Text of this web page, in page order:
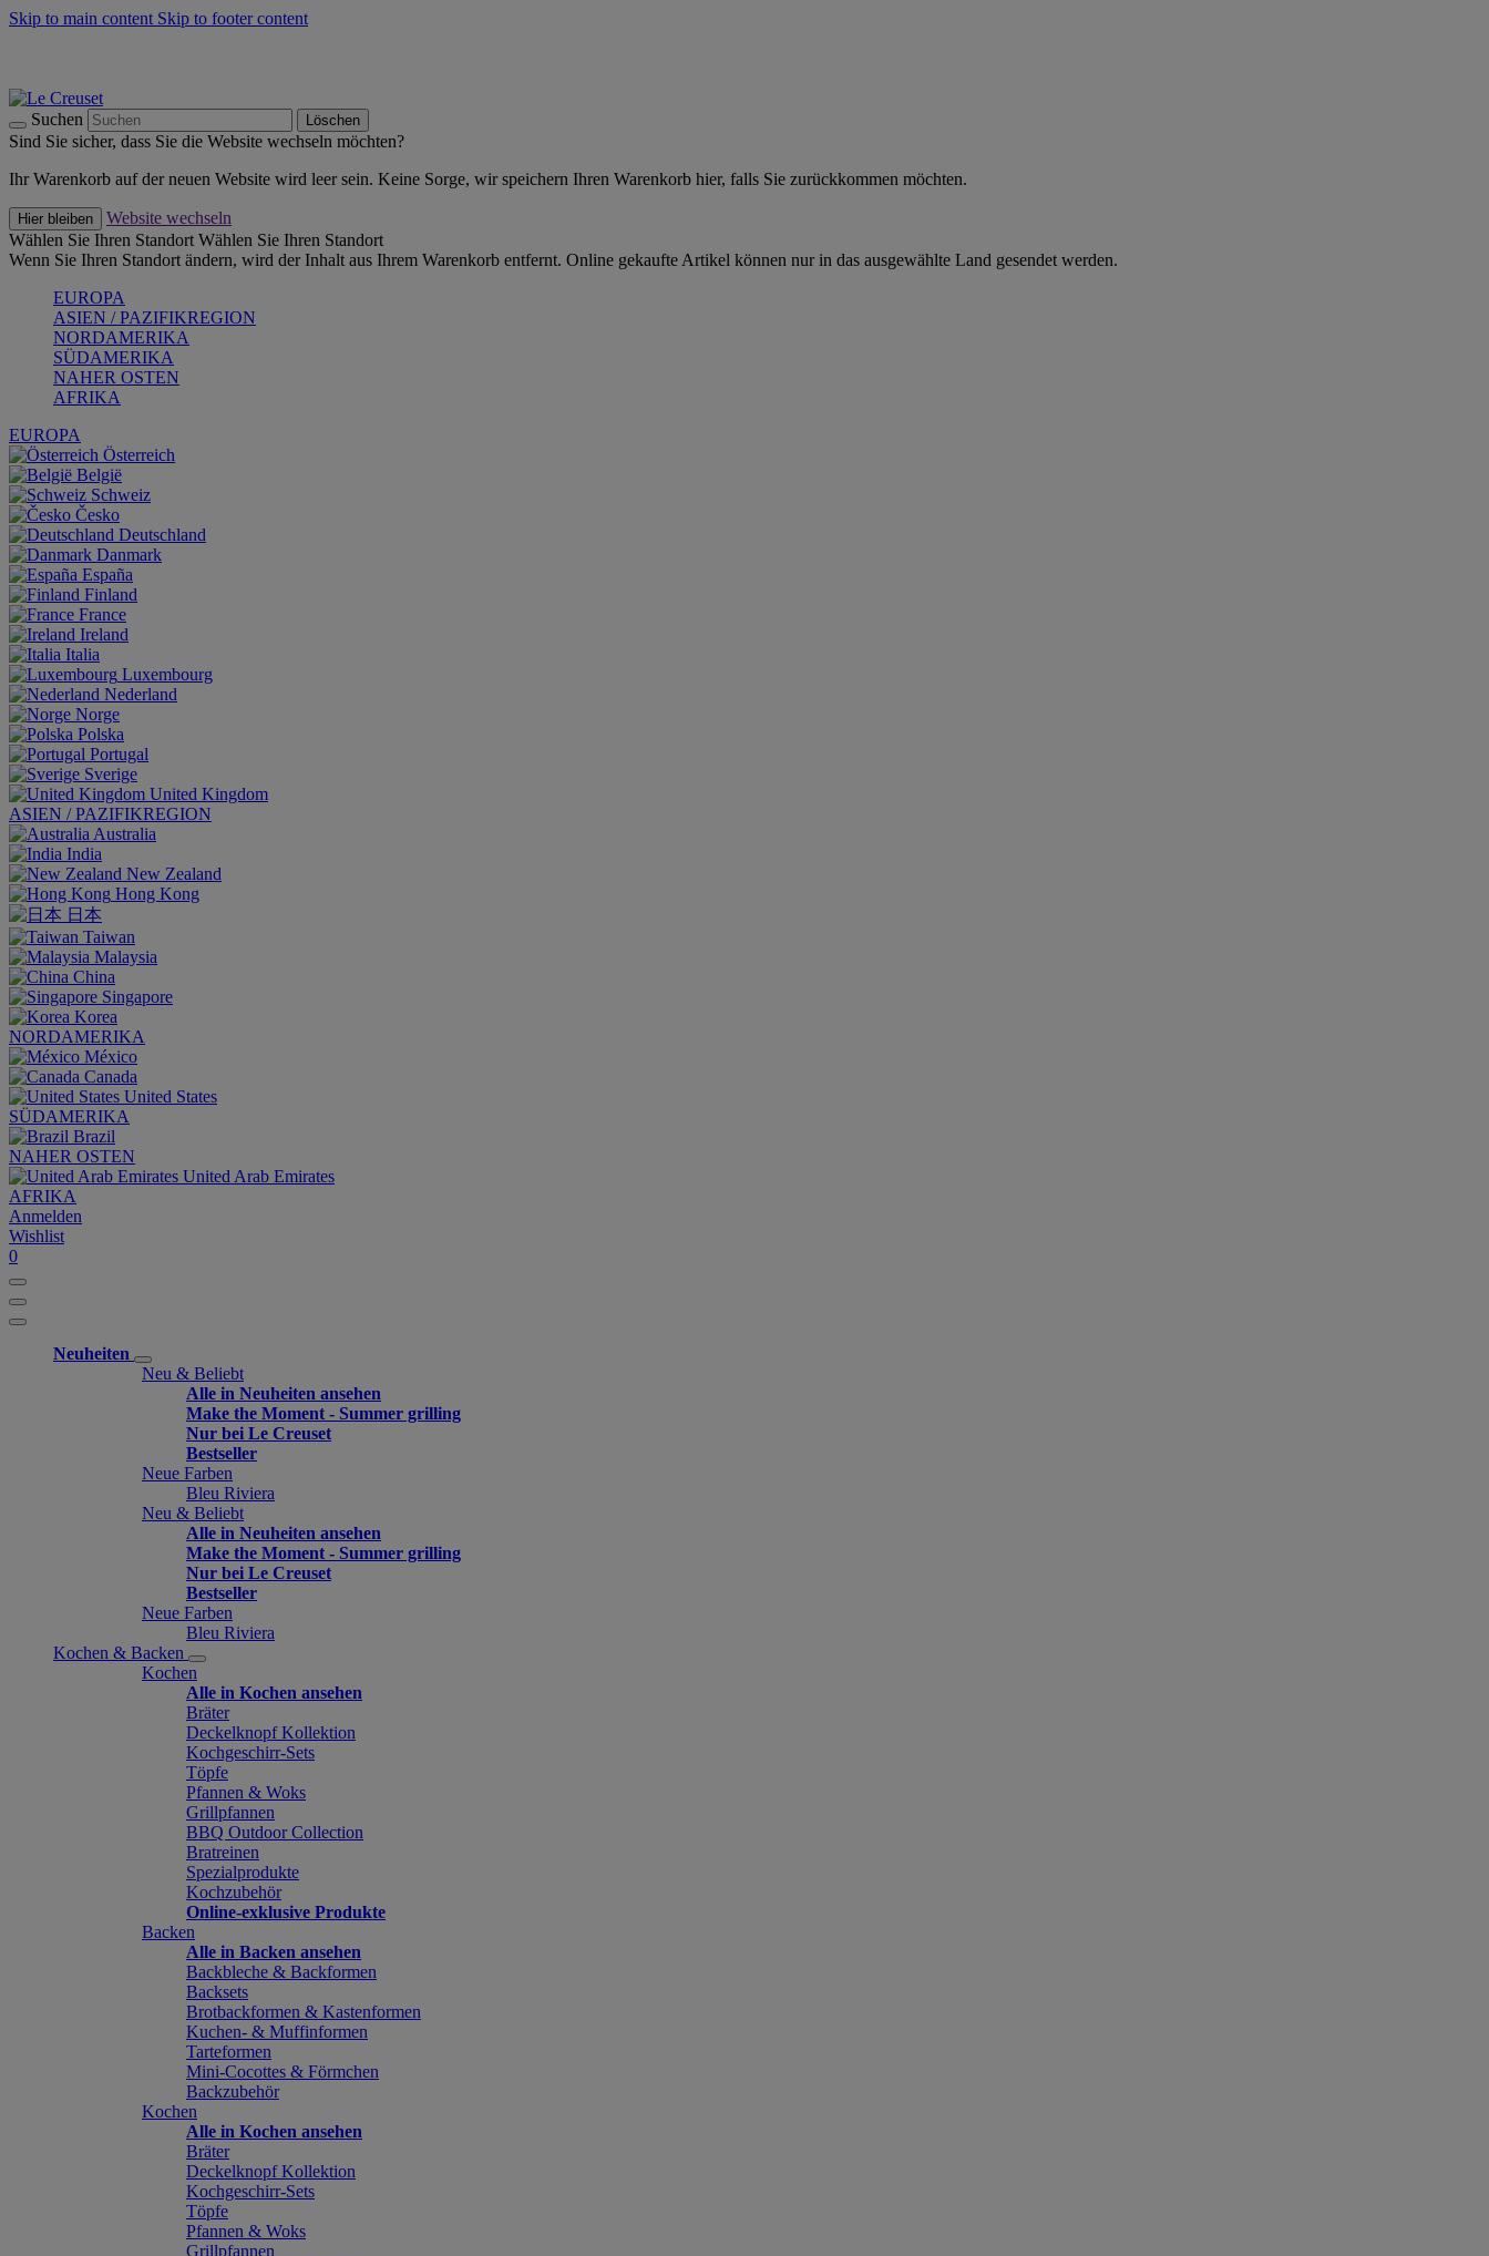
Skip to main content Skip to footer content
Suchen Löschen
Sind Sie sicher, dass Sie die Website wechseln möchten?
Ihr Warenkorb auf der neuen Website wird leer sein. Keine Sorge, wir speichern Ihren Warenkorb hier, falls Sie zurückkommen möchten.
Hier bleiben
Website wechseln
Wählen Sie Ihren Standort Wählen Sie Ihren Standort
Wenn Sie Ihren Standort ändern, wird der Inhalt aus Ihrem Warenkorb entfernt. Online gekaufte Artikel können nur in das ausgewählte Land gesendet werden.
EUROPA
ASIEN / PAZIFIKREGION
NORDAMERIKA
SÜDAMERIKA
NAHER OSTEN
AFRIKA
EUROPA
Österreich
België
Schweiz
Česko
Deutschland
Danmark
España
Finland
France
Ireland
Italia
Luxembourg
Nederland
Norge
Polska
Portugal
Sverige
United Kingdom
ASIEN / PAZIFIKREGION
Australia
India
New Zealand
Hong Kong
日本
Taiwan
Malaysia
China
Singapore
Korea
NORDAMERIKA
México
Canada
United States
SÜDAMERIKA
Brazil
NAHER OSTEN
United Arab Emirates
AFRIKA
Anmelden
Wishlist
0
Neuheiten
Neu & Beliebt
Alle in Neuheiten ansehen
Make the Moment - Summer grilling
Nur bei Le Creuset
Bestseller
Neue Farben
Bleu Riviera
Neu & Beliebt
Alle in Neuheiten ansehen
Make the Moment - Summer grilling
Nur bei Le Creuset
Bestseller
Neue Farben
Bleu Riviera
Kochen & Backen
Kochen
Alle in Kochen ansehen
Bräter
Deckelknopf Kollektion
Kochgeschirr-Sets
Töpfe
Pfannen & Woks
Grillpfannen
BBQ Outdoor Collection
Bratreinen
Spezialprodukte
Kochzubehör
Online-exklusive Produkte
Backen
Alle in Backen ansehen
Backbleche & Backformen
Backsets
Brotbackformen & Kastenformen
Kuchen- & Muffinformen
Tarteformen
Mini-Cocottes & Förmchen
Backzubehör
Kochen
Alle in Kochen ansehen
Bräter
Deckelknopf Kollektion
Kochgeschirr-Sets
Töpfe
Pfannen & Woks
Grillpfannen